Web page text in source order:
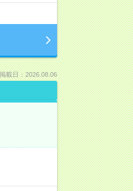
載日：2026.08.06